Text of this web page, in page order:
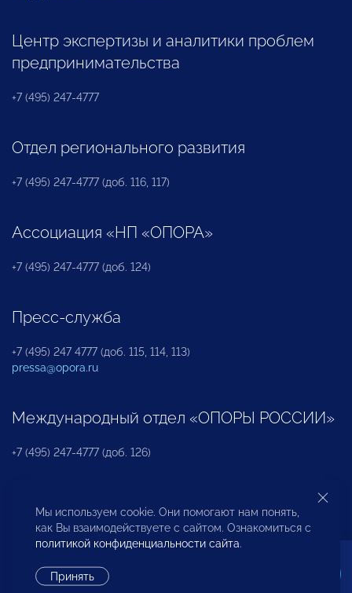
Центр экспертизы и аналитики проблем
предпринимательства
+7 (495) 247-4777
Отдел регионального развития
+7 (495) 247-4777 (доб. 116, 117)
Ассоциация «НП «ОПОРА»
+7 (495) 247-4777 (доб. 124)
Пресс-служба
+7 (495) 247 4777 (доб. 115, 114, 113)
pressa@opora.ru
Международный отдел «ОПОРЫ РОССИИ»
+7 (495) 247-4777 (доб. 126)
Бюро по защите прав предпринимателей и
инвесторов
Мы используем cookie. Они помогают нам понять,
как Вы взаимодействуете с сайтом. Ознакомиться с
политикой конфиденциальности сайта.
Принять